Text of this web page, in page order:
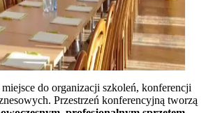
miejsce do organizacji szkoleń, konferencji
Przestrzeń konferencyjną tworzą